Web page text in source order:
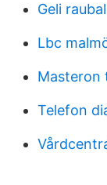
Geli raubal
Lbc
Masteron
Telefon